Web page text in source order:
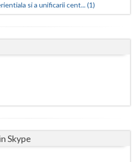
si a unificarii cent... (1)
Skype